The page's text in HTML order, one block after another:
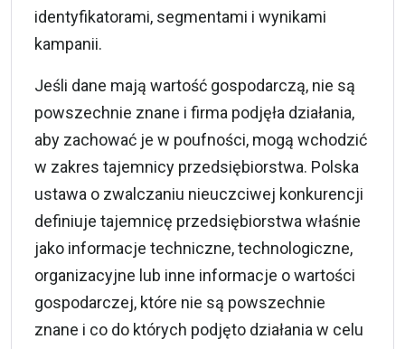
identyfikatorami, segmentami i wynikami
kampanii.
Jeśli dane mają wartość gospodarczą, nie są
powszechnie znane i firma podjęła działania,
aby zachować je w poufności, mogą wchodzić
w zakres tajemnicy przedsiębiorstwa. Polska
ustawa o zwalczaniu nieuczciwej konkurencji
definiuje tajemnicę przedsiębiorstwa właśnie
jako informacje techniczne, technologiczne,
organizacyjne lub inne informacje o wartości
gospodarczej, które nie są powszechnie
znane i co do których podjęto działania w celu